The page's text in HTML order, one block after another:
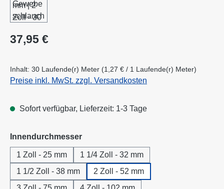
Regulärer Preis:
37,95 €
Inhalt: 30 Laufende(r) Meter (1,27 € / 1 Laufende(r) Meter)
Preise inkl. MwSt. zzgl. Versandkosten
Sofort verfügbar, Lieferzeit: 1-3 Tage
Innendurchmesserauswählen
1 Zoll - 25 mm
1 1/4 Zoll - 32 mm
1 1/2 Zoll - 38 mm
2 Zoll - 52 mm